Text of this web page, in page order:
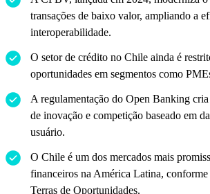
transações de baixo valor, ampliando a
interoperabilidade.
O setor de crédito no Chile ainda é
oportunidades em segmentos como
A regulamentação do Open Banking
de inovação e competição baseado em
usuário.
O Chile é um dos mercados mais
financeiros na América Latina,
Terras de Oportunidades.